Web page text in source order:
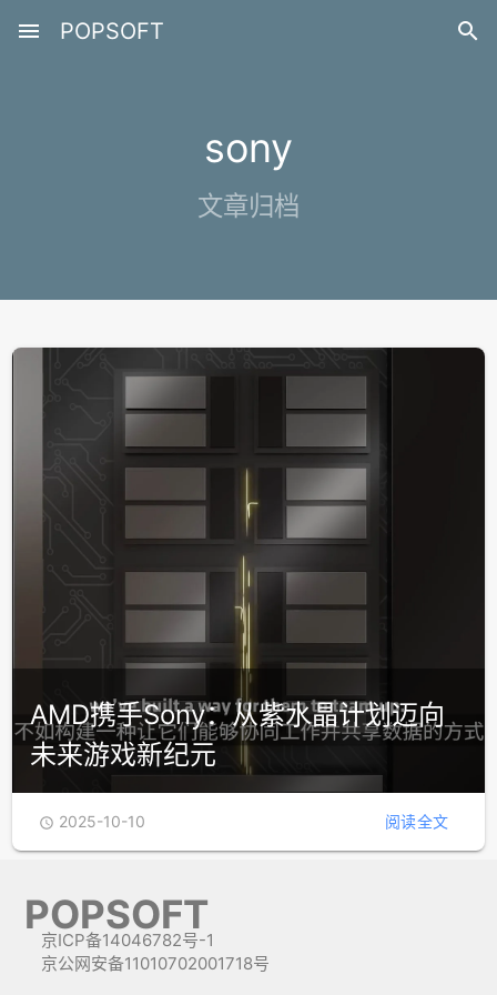
menu POPSOFT 
sony
文章归档
AMD携手Sony：从紫水晶计划迈向
未来游戏新纪元
 2025-10-10 阅读全文
POPSOFT
京ICP备14046782号-1
京公网安备11010702001718号